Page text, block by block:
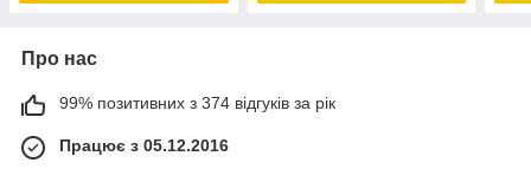
Про нас
99% позитивних з 374 відгуків за рік
Працює з 05.12.2016